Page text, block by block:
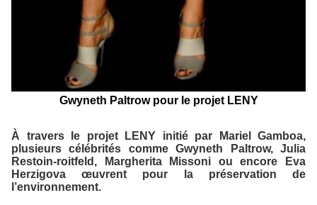
Gwyneth Paltrow pour le projet LENY
À travers le projet LENY initié par Mariel Gamboa,
plusieurs célébrités comme Gwyneth Paltrow, Julia
Restoin-roitfeld, Margherita Missoni ou encore Eva
Herzigova œuvrent pour la préservation de
l’environnement.